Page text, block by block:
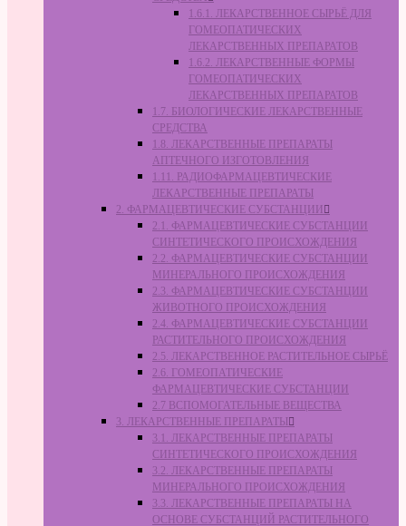
1.6.1. ЛЕКАРСТВЕННОЕ СЫРЬЁ ДЛЯ
ГОМЕОПАТИЧЕСКИХ
ЛЕКАРСТВЕННЫХ ПРЕПАРАТОВ
1.6.2. ЛЕКАРСТВЕННЫЕ ФОРМЫ
ГОМЕОПАТИЧЕСКИХ
ЛЕКАРСТВЕННЫХ ПРЕПАРАТОВ
1.7. БИОЛОГИЧЕСКИЕ ЛЕКАРСТВЕННЫЕ
СРЕДСТВА
1.8. ЛЕКАРСТВЕННЫЕ ПРЕПАРАТЫ
АПТЕЧНОГО ИЗГОТОВЛЕНИЯ
1.11. РАДИОФАРМАЦЕВТИЧЕСКИЕ
ЛЕКАРСТВЕННЫЕ ПРЕПАРАТЫ
2. ФАРМАЦЕВТИЧЕСКИЕ СУБСТАНЦИИ
2.1. ФАРМАЦЕВТИЧЕСКИЕ СУБСТАНЦИИ
СИНТЕТИЧЕСКОГО ПРОИСХОЖДЕНИЯ
2.2. ФАРМАЦЕВТИЧЕСКИЕ СУБСТАНЦИИ
МИНЕРАЛЬНОГО ПРОИСХОЖДЕНИЯ
2.3. ФАРМАЦЕВТИЧЕСКИЕ СУБСТАНЦИИ
ЖИВОТНОГО ПРОИСХОЖДЕНИЯ
2.4. ФАРМАЦЕВТИЧЕСКИЕ СУБСТАНЦИИ
РАСТИТЕЛЬНОГО ПРОИСХОЖДЕНИЯ
2.5. ЛЕКАРСТВЕННОЕ РАСТИТЕЛЬНОЕ СЫРЬЁ
2.6. ГОМЕОПАТИЧЕСКИЕ
ФАРМАЦЕВТИЧЕСКИЕ СУБСТАНЦИИ
2.7 ВСПОМОГАТЕЛЬНЫЕ ВЕЩЕСТВА
3. ЛЕКАРСТВЕННЫЕ ПРЕПАРАТЫ
3.1. ЛЕКАРСТВЕННЫЕ ПРЕПАРАТЫ
СИНТЕТИЧЕСКОГО ПРОИСХОЖДЕНИЯ
3.2. ЛЕКАРСТВЕННЫЕ ПРЕПАРАТЫ
МИНЕРАЛЬНОГО ПРОИСХОЖДЕНИЯ
3.3. ЛЕКАРСТВЕННЫЕ ПРЕПАРАТЫ НА
ОСНОВЕ СУБСТАНЦИЙ РАСТИТЕЛЬНОГО